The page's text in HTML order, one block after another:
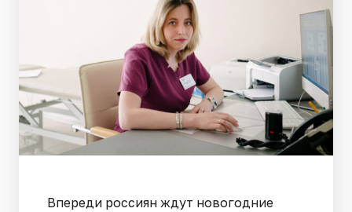
Впереди россиян ждут новогодние